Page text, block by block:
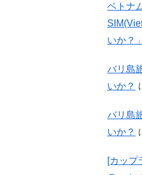
ベトナ
いか？」
バリ島
いか？
バリ島
いか？
[カップ